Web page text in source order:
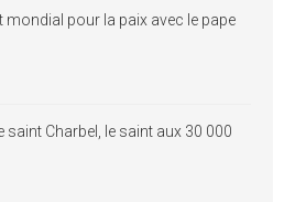
mondial pour la paix avec le pape
saint Charbel, le saint aux 30 000